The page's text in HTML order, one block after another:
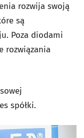
rozwija swoją
są
Poza diodami
rozwiązania
spółki.